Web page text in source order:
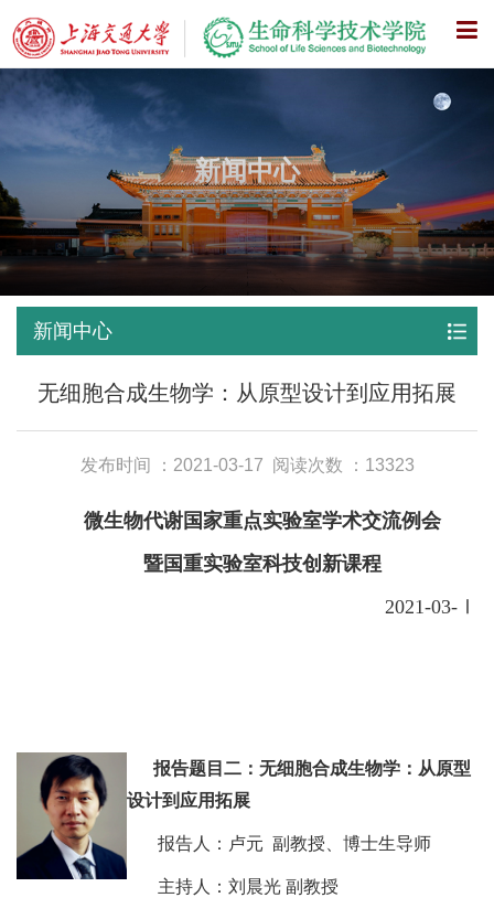
X
新闻中心
新闻中心
无细胞合成生物学：从原型设计到应用拓展
发布时间 ：2021-03-17 阅读次数 ：13323
微生物代谢国家重点实验室学术交流例会
暨国重实验室科技创新课程
2021-03-Ⅰ
报告题目二：无细胞合成生物学：从原型
设计到应用拓展
报告人：卢元 副教授、博士生导师
主持人：刘晨光 副教授